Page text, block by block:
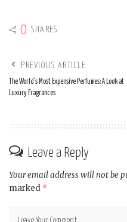
0 SHARES
PREVIOUS ARTICLE
The World’s Most Expensive Perfumes: A Look at
Luxury Fragrances
Leave a Reply
Your email address will not be
marked *